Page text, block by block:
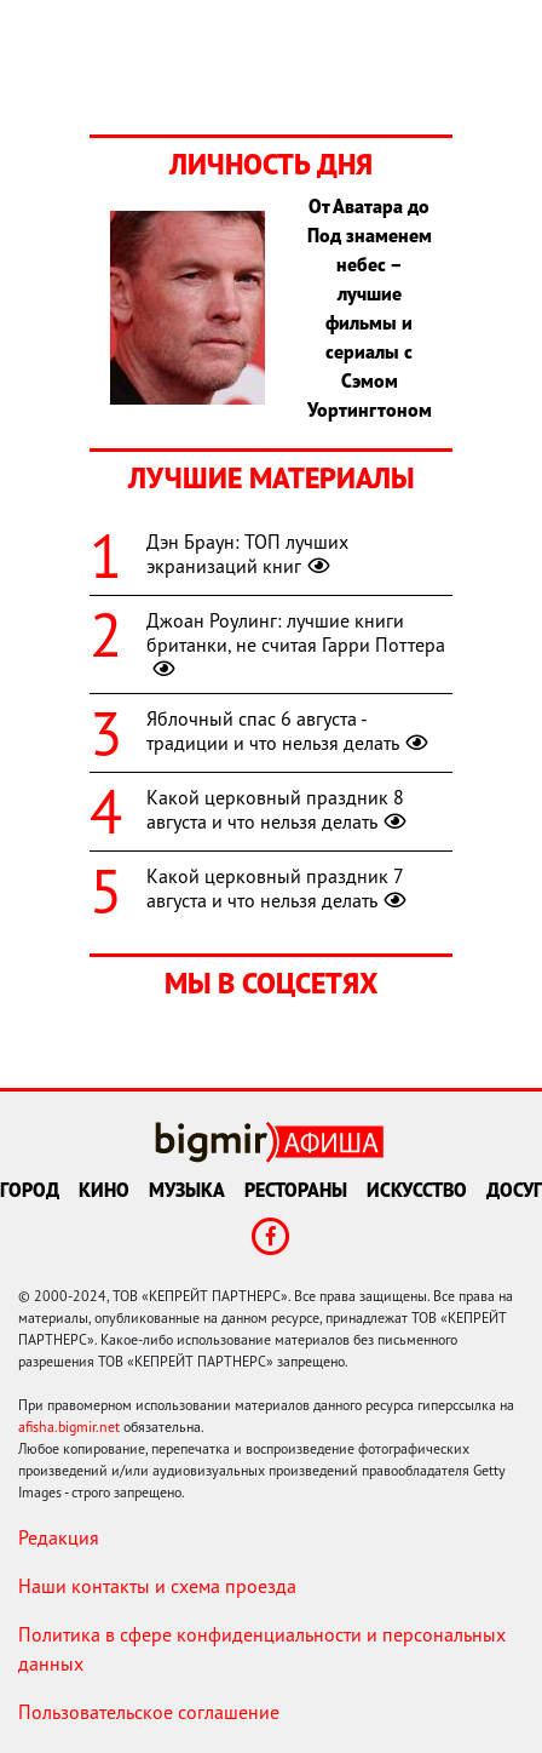
ЛИЧНОСТЬ ДНЯ
От Аватара до
Под знаменем
небес –
лучшие
фильмы и
сериалы с
Сэмом
Уортингтоном
ЛУЧШИЕ МАТЕРИАЛЫ
Дэн Браун: ТОП лучших
экранизаций книг
Джоан Роулинг: лучшие книги
британки, не считая Гарри Поттера
Яблочный спас 6 августа -
традиции и что нельзя делать
Какой церковный праздник 8
августа и что нельзя делать
Какой церковный праздник 7
августа и что нельзя делать
МЫ В СОЦСЕТЯХ
ГОРОД КИНО МУЗЫКА РЕСТОРАНЫ ИСКУССТВО ДОСУГ
© 2000-2024, ТОВ «КЕПРЕЙТ ПАРТНЕРС». Все права защищены. Все права на
материалы, опубликованные на данном ресурсе, принадлежат ТОВ «КЕПРЕЙТ
ПАРТНЕРС». Какое-либо использование материалов без письменного
разрешения ТОВ «КЕПРЕЙТ ПАРТНЕРС» запрещено.
При правомерном использовании материалов данного ресурса гиперссылка на
afisha.bigmir.net обязательна.
Любое копирование, перепечатка и воспроизведение фотографических
произведений и/или аудиовизуальных произведений правообладателя Getty
Images - строго запрещено.
Редакция
Наши контакты и схема проезда
Политика в сфере конфиденциальности и персональных
данных
Пользовательское соглашение